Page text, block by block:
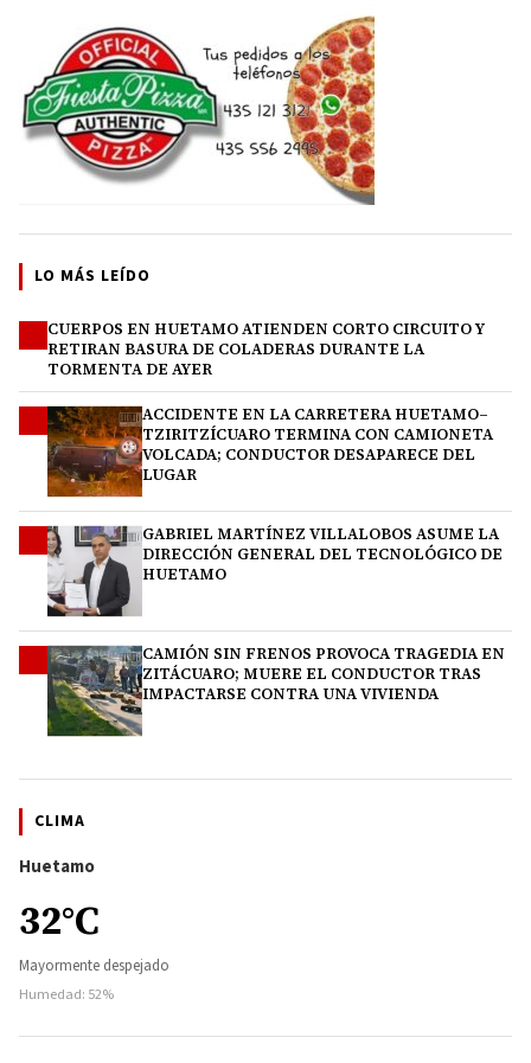
LO MÁS LEÍDO
CUERPOS EN HUETAMO ATIENDEN CORTO CIRCUITO Y
RETIRAN BASURA DE COLADERAS DURANTE LA
TORMENTA DE AYER
ACCIDENTE EN LA CARRETERA HUETAMO–
TZIRITZÍCUARO TERMINA CON CAMIONETA
VOLCADA; CONDUCTOR DESAPARECE DEL
LUGAR
GABRIEL MARTÍNEZ VILLALOBOS ASUME LA
DIRECCIÓN GENERAL DEL TECNOLÓGICO DE
HUETAMO
CAMIÓN SIN FRENOS PROVOCA TRAGEDIA EN
ZITÁCUARO; MUERE EL CONDUCTOR TRAS
IMPACTARSE CONTRA UNA VIVIENDA
CLIMA
Huetamo
32°C
Mayormente despejado
Humedad: 52%